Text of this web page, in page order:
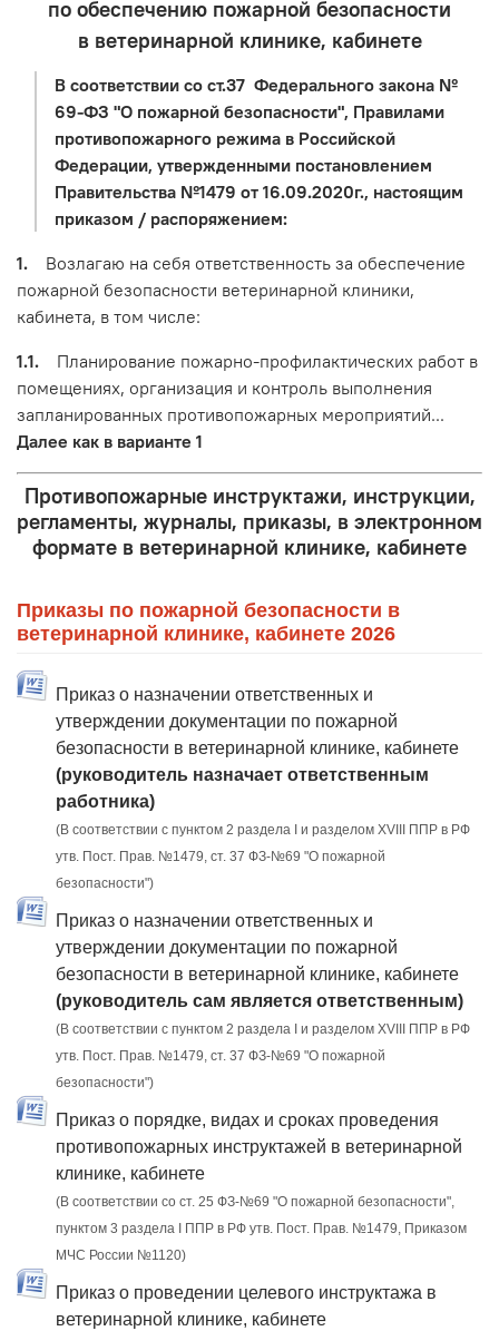
по обеспечению пожарной безопасности
в ветеринарной клинике, кабинете
В соответствии со ст.37 Федерального закона №
69-ФЗ "О пожарной безопасности", Правилами
противопожарного режима в Российской
Федерации, утвержденными постановлением
Правительства №1479 от 16.09.2020г., настоящим
приказом / распоряжением:
1. Возлагаю на себя ответственность за обеспечение
пожарной безопасности ветеринарной клиники,
кабинета, в том числе:
1.1. Планирование пожарно-профилактических работ в
помещениях, организация и контроль выполнения
запланированных противопожарных мероприятий...
Далее как в варианте 1
Противопожарные инструктажи, инструкции,
регламенты, журналы, приказы, в электронном
формате в ветеринарной клинике, кабинете
Приказы по пожарной безопасности в
ветеринарной клинике, кабинете 2026
Приказ о назначении ответственных и
утверждении документации по пожарной
безопасности в ветеринарной клинике, кабинете
(руководитель назначает ответственным
работника)
(В соответствии с пунктом 2 раздела I и разделом XVIII ППР в РФ
утв. Пост. Прав. №1479, ст. 37 ФЗ-№69 "О пожарной
безопасности")
Приказ о назначении ответственных и
утверждении документации по пожарной
безопасности в ветеринарной клинике, кабинете
(руководитель сам является ответственным)
(В соответствии с пунктом 2 раздела I и разделом XVIII ППР в РФ
утв. Пост. Прав. №1479, ст. 37 ФЗ-№69 "О пожарной
безопасности")
Приказ о порядке, видах и сроках проведения
противопожарных инструктажей в ветеринарной
клинике, кабинете
(В соответствии со ст. 25 ФЗ-№69 "О пожарной безопасности",
пунктом 3 раздела I ППР в РФ утв. Пост. Прав. №1479, Приказом
МЧС России №1120)
Приказ о проведении целевого инструктажа в
ветеринарной клинике, кабинете